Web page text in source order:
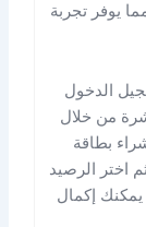
يوفر تجربة
الدخول
من خلال
بطاقة
اختر الرصيد
إكمال